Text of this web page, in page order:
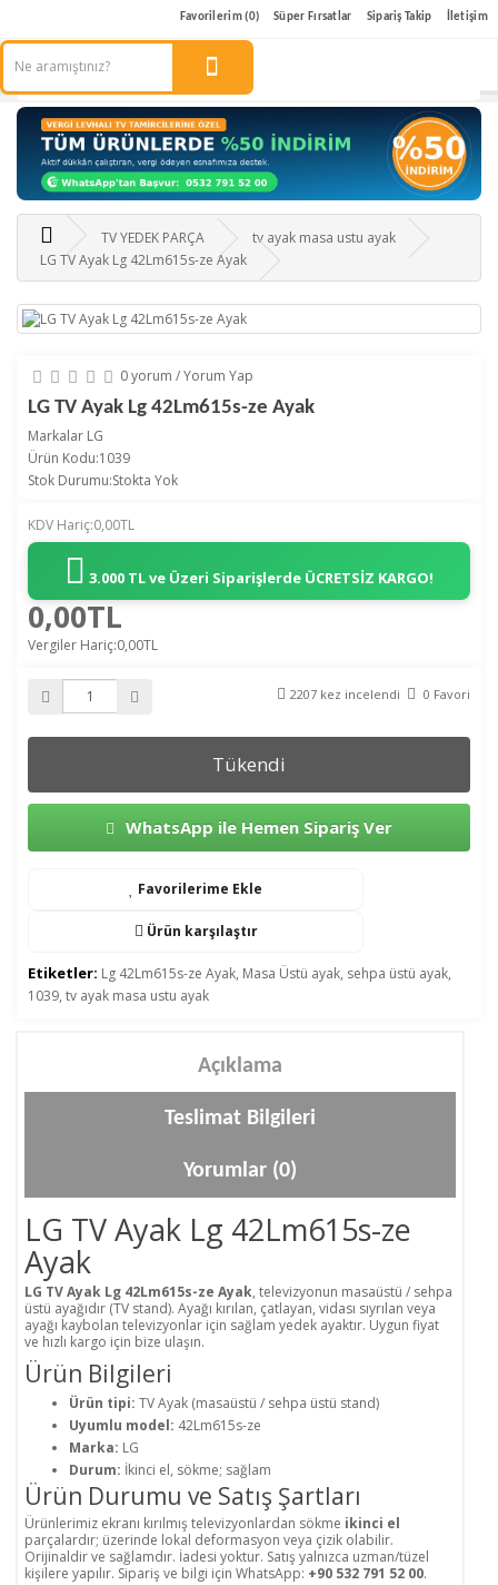
Favorilerim (0) Süper Fırsatlar Sipariş Takip İletişim
TV YEDEK PARÇA
tv ayak masa ustu ayak
LG TV Ayak Lg 42Lm615s-ze Ayak
0 yorum /Yorum Yap
LG TV Ayak Lg 42Lm615s-ze Ayak
Markalar LG
Ürün Kodu:1039
Stok Durumu:Stokta Yok
KDV Hariç:0,00TL
3.000 TL ve Üzeri Siparişlerde ÜCRETSİZ KARGO!
0,00TL
Vergiler Hariç:0,00TL
2207 kez incelendi 0 Favori
Tükendi
WhatsApp ile Hemen Sipariş Ver
Favorilerime Ekle
Ürün karşılaştır
Etiketler: Lg 42Lm615s-ze Ayak, Masa Üstü ayak, sehpa üstü ayak,
1039, tv ayak masa ustu ayak
Açıklama
Teslimat Bilgileri
Yorumlar (0)
LG TV Ayak Lg 42Lm615s-ze
Ayak
LG TV Ayak Lg 42Lm615s-ze Ayak, televizyonun masaüstü / sehpa
üstü ayağıdır (TV stand). Ayağı kırılan, çatlayan, vidası sıyrılan veya
ayağı kaybolan televizyonlar için sağlam yedek ayaktır. Uygun fiyat
ve hızlı kargo için bize ulaşın.
Ürün Bilgileri
Ürün tipi: TV Ayak (masaüstü / sehpa üstü stand)
Uyumlu model: 42Lm615s-ze
Marka: LG
Durum: İkinci el, sökme; sağlam
Ürün Durumu ve Satış Şartları
Ürünlerimiz ekranı kırılmış televizyonlardan sökme ikinci el
parçalardır; üzerinde lokal deformasyon veya çizik olabilir.
Orijinaldir ve sağlamdır. İadesi yoktur. Satış yalnızca uzman/tüzel
kişilere yapılır. Sipariş ve bilgi için WhatsApp: +90 532 791 52 00.